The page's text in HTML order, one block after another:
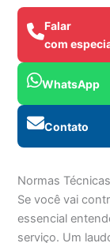
Falar
com
WhatsApp
Contato
Normas
Se você vai
essencial
serviço. Um